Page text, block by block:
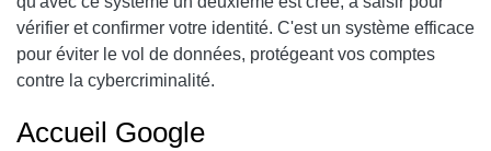
vérifier et confirmer votre identité. C'est un système efficace
pour éviter le vol de données, protégeant vos comptes
contre la cybercriminalité.
Accueil Google